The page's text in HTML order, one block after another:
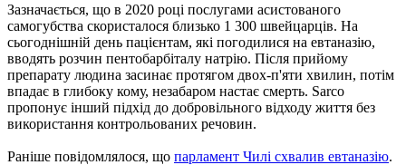
Зазначається, що в 2020 році послугами асистованого
самогубства скористалося близько 1 300 швейцарців. На
сьогоднішній день пацієнтам, які погодилися на евтаназію,
вводять розчин пентобарбіталу натрію. Після прийому
препарату людина засинає протягом двох-п'яти хвилин, потім
впадає в глибоку кому, незабаром настає смерть. Sarco
пропонує інший підхід до добровільного відходу життя без
використання контрольованих речовин.
Раніше повідомлялося, що парламент Чилі схвалив евтаназію.